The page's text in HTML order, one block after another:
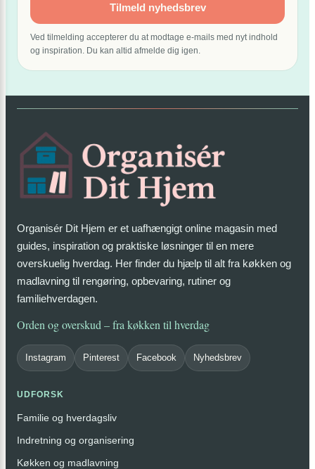
Tilmeld nyhedsbrev
Ved tilmelding accepterer du at modtage e-mails med nyt indhold
og inspiration. Du kan altid afmelde dig igen.
Organisér Dit Hjem er et uafhængigt online magasin med
guides, inspiration og praktiske løsninger til en mere
overskuelig hverdag. Her finder du hjælp til alt fra køkken og
madlavning til rengøring, opbevaring, rutiner og
familiehverdagen.
Orden og overskud – fra køkken til hverdag
Instagram Pinterest Facebook Nyhedsbrev
UDFORSK
Familie og hverdagsliv
Indretning og organisering
Køkken og madlavning